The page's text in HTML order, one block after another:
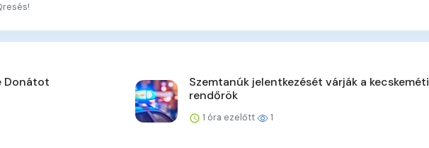
Donátot
Szemtanúk jelentkezését várják a kecskeméti
rendőrök
1 óra ezelőtt 1